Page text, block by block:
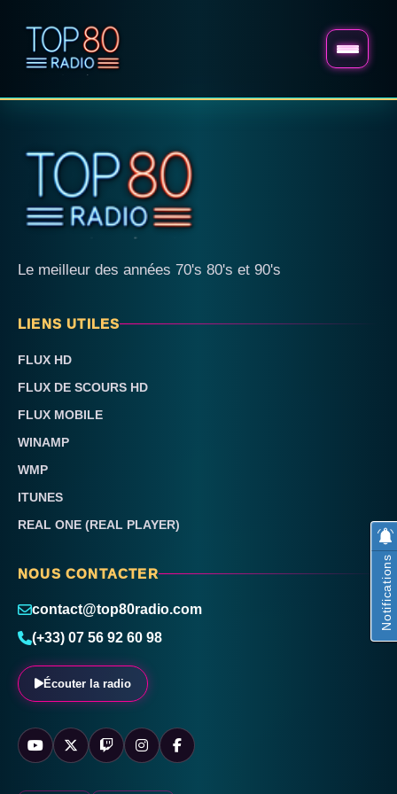
Le meilleur des années 70's 80's et 90's
LIENS UTILES
FLUX HD
FLUX DE SCOURS HD
FLUX MOBILE
WINAMP
WMP
ITUNES
REAL ONE (REAL PLAYER)
NOUS CONTACTER
contact@top80radio.com
(+33) 07 56 92 60 98
Écouter la radio
Notifications